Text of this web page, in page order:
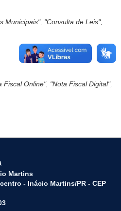
Municipais", "Consulta de Leis",
Fiscal Online", "Nota Fiscal Digital",
Martins
- Inácio Martins/PR - CEP